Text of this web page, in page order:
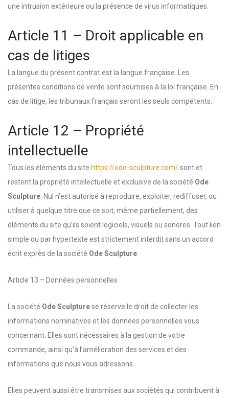
une intrusion extérieure ou la présence de virus informatiques.
Article 11 – Droit applicable en
cas de litiges
La langue du présent contrat est la langue française. Les
présentes conditions de vente sont soumises à la loi française. En
cas de litige, les tribunaux français seront les seuls compétents.
Article 12 – Propriété
intellectuelle
Tous les éléments du site https://ode-sculpture.com/sont et
restent la propriété intellectuelle et exclusive de la société Ode
Sculpture . Nul n’est autorisé à reproduire, exploiter, rediffuser, ou
utiliser à quelque titre que ce soit, même partiellement, des
éléments du site qu’ils soient logiciels, visuels ou sonores. Tout lien
simple ou par hypertexte est strictement interdit sans un accord
écrit exprès de la société Ode Sculpture
Article 13 – Données personnelles
La société Ode Sculpturese réserve le droit de collecter les
informations nominatives et les données personnelles vous
concernant. Elles sont nécessaires à la gestion de votre
commande, ainsi qu’à l’amélioration des services et des
informations que nous vous adressons.
Elles peuvent aussi être transmises aux sociétés qui contribuent à